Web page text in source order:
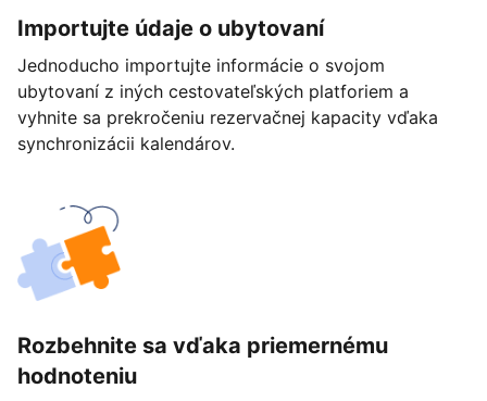
Importujte údaje o ubytovaní
Jednoducho importujte informácie o svojom
ubytovaní z iných cestovateľských platforiem a
vyhnite sa prekročeniu rezervačnej kapacity vďaka
synchronizácii kalendárov.
Rozbehnite sa vďaka priemernému
hodnoteniu